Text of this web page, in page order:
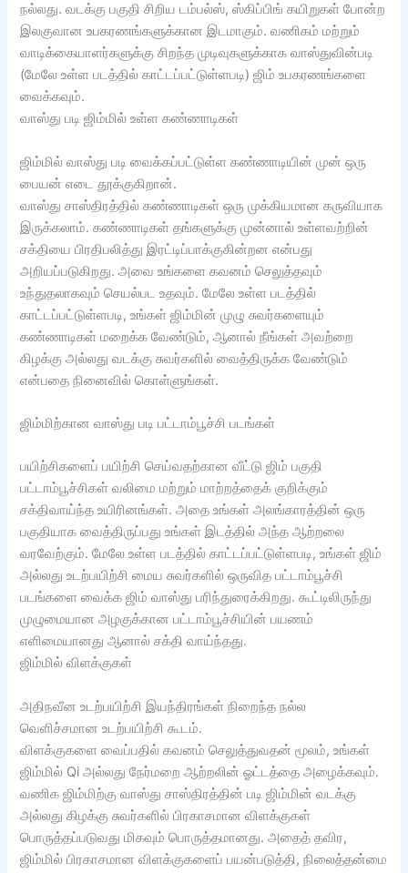
நல்லது. வடக்கு பகுதி சிறிய டம்பல்ஸ், ஸ்கிப்பிங் கயிறுகள் போன்ற
இலகுவான உபகரணங்களுக்கான இடமாகும். வணிகம் மற்றும்
வாடிக்கையாளர்களுக்கு சிறந்த முடிவுகளுக்காக வாஸ்துவின்படி
(மேலே உள்ள படத்தில் காட்டப்பட்டுள்ளபடி) ஜிம் உபகரணங்களை
வைக்கவும்.
வாஸ்து படி ஜிம்மில் உள்ள கண்ணாடிகள்
ஜிம்மில் வாஸ்து படி வைக்கப்பட்டுள்ள கண்ணாடியின் முன் ஒரு
பையன் எடை தூக்குகிறான்.
வாஸ்து சாஸ்திரத்தில் கண்ணாடிகள் ஒரு முக்கியமான கருவியாக
இருக்கலாம். கண்ணாடிகள் தங்களுக்கு முன்னால் உள்ளவற்றின்
சக்தியை பிரதிபலித்து இரட்டிப்பாக்குகின்றன என்பது
அறியப்படுகிறது. அவை உங்களை கவனம் செலுத்தவும்
உந்துதலாகவும் செயல்பட உதவும். மேலே உள்ள படத்தில்
காட்டப்பட்டுள்ளபடி, உங்கள் ஜிம்மின் முழு சுவர்களையும்
கண்ணாடிகள் மறைக்க வேண்டும், ஆனால் நீங்கள் அவற்றை
கிழக்கு அல்லது வடக்கு சுவர்களில் வைத்திருக்க வேண்டும்
என்பதை நினைவில் கொள்ளுங்கள்.
ஜிம்மிற்கான வாஸ்து படி பட்டாம்பூச்சி படங்கள்
பயிற்சிகளைப் பயிற்சி செய்வதற்கான வீட்டு ஜிம் பகுதி
பட்டாம்பூச்சிகள் வலிமை மற்றும் மாற்றத்தைக் குறிக்கும்
சக்திவாய்ந்த உயிரினங்கள். அதை உங்கள் அலங்காரத்தின் ஒரு
பகுதியாக வைத்திருப்பது உங்கள் இடத்தில் அந்த ஆற்றலை
வரவேற்கும். மேலே உள்ள படத்தில் காட்டப்பட்டுள்ளபடி, உங்கள் ஜிம்
அல்லது உடற்பயிற்சி மைய சுவர்களில் ஒருவித பட்டாம்பூச்சி
படங்களை வைக்க ஜிம் வாஸ்து பரிந்துரைக்கிறது. கூட்டிலிருந்து
முழுமையான அழகுக்கான பட்டாம்பூச்சியின் பயணம்
எளிமையானது ஆனால் சக்தி வாய்ந்தது.
ஜிம்மில் விளக்குகள்
அதிநவீன உடற்பயிற்சி இயந்திரங்கள் நிறைந்த நல்ல
வெளிச்சமான உடற்பயிற்சி கூடம்.
விளக்குகளை வைப்பதில் கவனம் செலுத்துவதன் மூலம், உங்கள்
ஜிம்மில் Qi அல்லது நேர்மறை ஆற்றலின் ஓட்டத்தை அழைக்கவும்.
வணிக ஜிம்மிற்கு வாஸ்து சாஸ்திரத்தின் படி ஜிம்மின் வடக்கு
அல்லது கிழக்கு சுவர்களில் பிரகாசமான விளக்குகள்
பொருத்தப்படுவது மிகவும் பொருத்தமானது. அதைத் தவிர,
ஜிம்மில் பிரகாசமான விளக்குகளைப் பயன்படுத்தி, நிலைத்தன்மை